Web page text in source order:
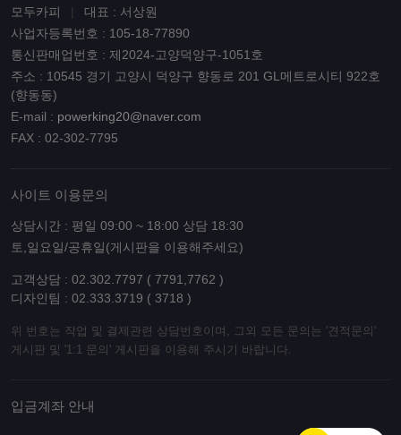
모두카피
대표 : 서상원
사업자등록번호 : 105-18-77890
통신판매업번호 : 제2024-고양덕양구-1051호
주소 : 10545 경기 고양시 덕양구 향동로 201 GL메트로시티 922호
(향동동)
E-mail : powerking20@naver.com
FAX : 02-302-7795
사이트 이용문의
상담시간 : 평일 09:00 ~ 18:00 상담 18:30
토,일요일/공휴일(게시판을 이용해주세요)
고객상담 : 02.302.7797 ( 7791,7762 )
디자인팀 : 02.333.3719 ( 3718 )
위 번호는 작업 및 결제관련 상담번호이며, 그외 모든 문의는 '견적문의'
게시판 및 '1:1 문의' 게시판을 이용해 주시기 바랍니다.
입금계좌 안내